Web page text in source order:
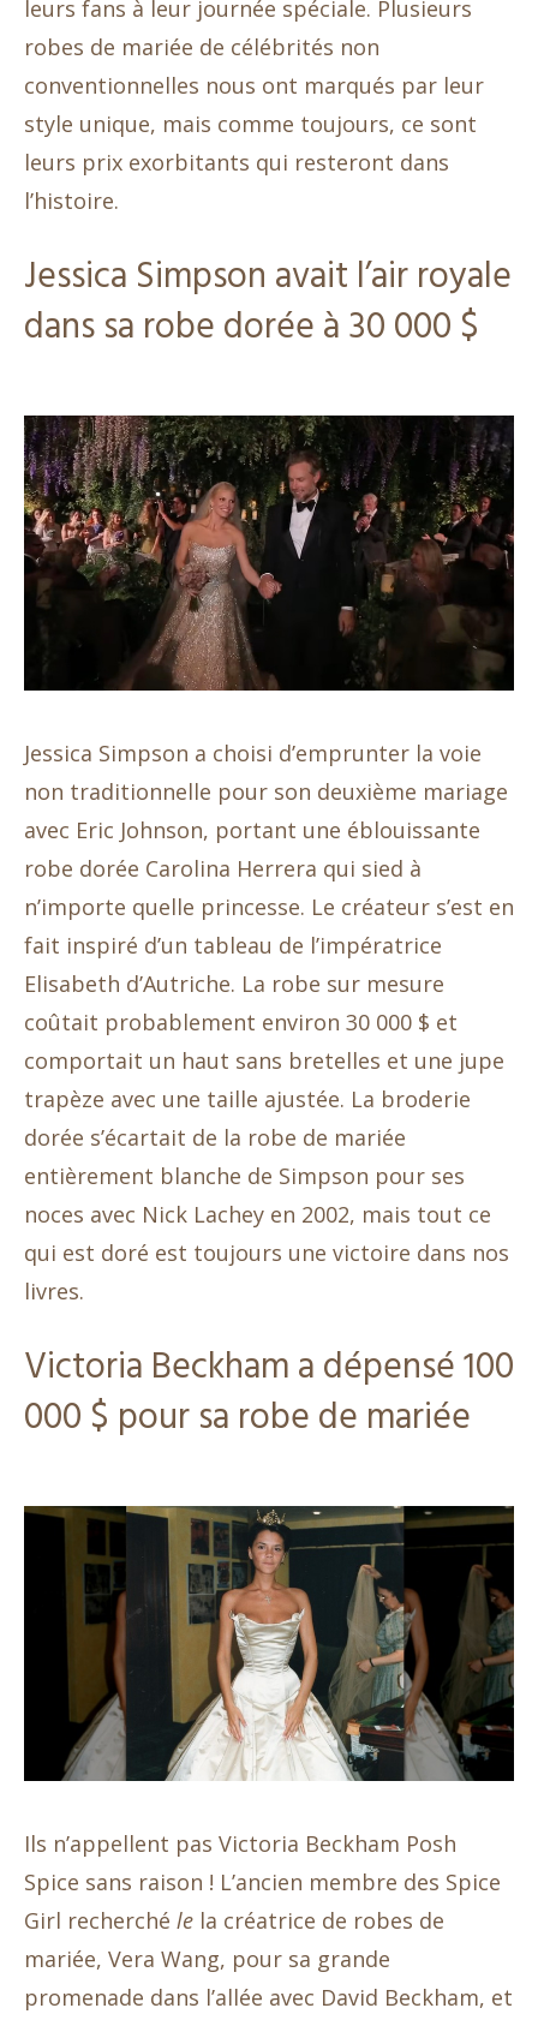
leurs fans à leur journée spéciale. Plusieurs
robes de mariée de célébrités non
conventionnelles nous ont marqués par leur
style unique, mais comme toujours, ce sont
leurs prix exorbitants qui resteront dans
l’histoire.
Jessica Simpson avait l’air royale
dans sa robe dorée à 30 000 $
Jessica Simpson a choisi d’emprunter la voie
non traditionnelle pour son deuxième mariage
avec Eric Johnson, portant une éblouissante
robe dorée Carolina Herrera qui sied à
n’importe quelle princesse. Le créateur s’est en
fait inspiré d’un tableau de l’impératrice
Elisabeth d’Autriche. La robe sur mesure
coûtait probablement environ 30 000 $ et
comportait un haut sans bretelles et une jupe
trapèze avec une taille ajustée. La broderie
dorée s’écartait de la robe de mariée
entièrement blanche de Simpson pour ses
noces avec Nick Lachey en 2002, mais tout ce
qui est doré est toujours une victoire dans nos
livres.
Victoria Beckham a dépensé 100
000 $ pour sa robe de mariée
Ils n’appellent pas Victoria Beckham Posh
Spice sans raison ! L’ancien membre des Spice
Girl recherché le la créatrice de robes de
mariée, Vera Wang, pour sa grande
promenade dans l’allée avec David Beckham, et